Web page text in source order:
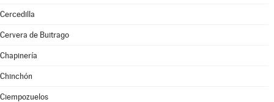
Cercedilla
Cervera de Buitrago
Chapinería
Chinchón
Ciempozuelos